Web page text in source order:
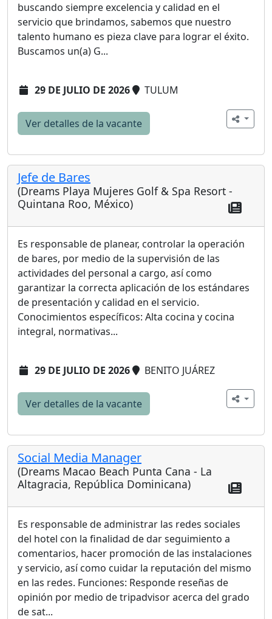
buscando siempre excelencia y calidad en el
servicio que brindamos, sabemos que nuestro
talento humano es pieza clave para lograr el éxito.
Buscamos un(a) G...
29 DE JULIO DE 2026 TULUM
Ver detalles de la vacante
Jefe de Bares
(Dreams Playa Mujeres Golf & Spa Resort -
Quintana Roo, México)
Es responsable de planear, controlar la operación
de bares, por medio de la supervisión de las
actividades del personal a cargo, así como
garantizar la correcta aplicación de los estándares
de presentación y calidad en el servicio.
Conocimientos específicos: Alta cocina y cocina
integral, normativas...
29 DE JULIO DE 2026 BENITO JUÁREZ
Ver detalles de la vacante
Social Media Manager
(Dreams Macao Beach Punta Cana - La
Altagracia, República Dominicana)
Es responsable de administrar las redes sociales
del hotel con la finalidad de dar seguimiento a
comentarios, hacer promoción de las instalaciones
y servicio, así como cuidar la reputación del mismo
en las redes. Funciones: Responde reseñas de
opinión por medio de tripadvisor acerca del grado
de sat...